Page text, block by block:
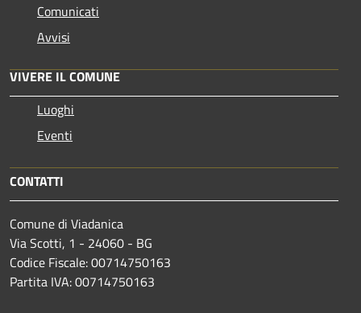
Comunicati
Avvisi
VIVERE IL COMUNE
Luoghi
Eventi
CONTATTI
Comune di Viadanica
Via Scotti, 1 - 24060 - BG
Codice Fiscale: 00714750163
Partita IVA: 00714750163